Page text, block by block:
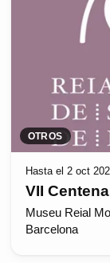
OTROS
Hasta el 2 oct
VII
Museu Reial
Barcelona